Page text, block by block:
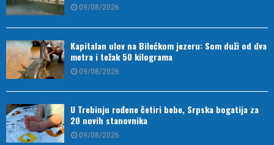
09/08/2026
Kapitalan ulov na Bilećkom jezeru: Som duži od dva
metra i težak 50 kilograma
09/08/2026
U Trebinju rođene četiri bebe, Srpska bogatija za
20 novih stanovnika
09/08/2026